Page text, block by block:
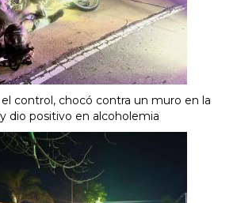
control, chocó contra un muro en la
dio positivo en alcoholemia